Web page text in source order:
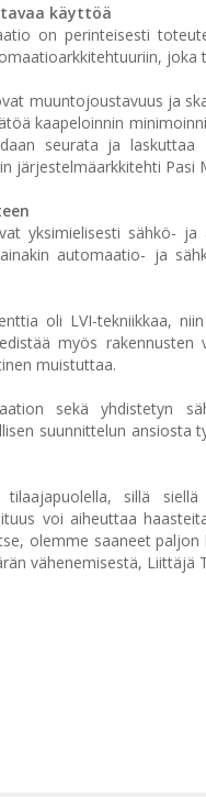
käyttöä
on perinteisesti
muuntojoustavuus ja
kaapeloinnin
seurata ja laskuttaa
järjestelmäarkkitehti Pasi
yksimielisesti sähkö-
automaatio- ja
oli LVI-tekniikkaa,
myös rakennusten
muistuttaa.
sekä yhdistetyn
suunnittelun
tilaajapuolella, sillä
voi aiheuttaa
olemme saaneet
vähenemisestä, Liittäjä